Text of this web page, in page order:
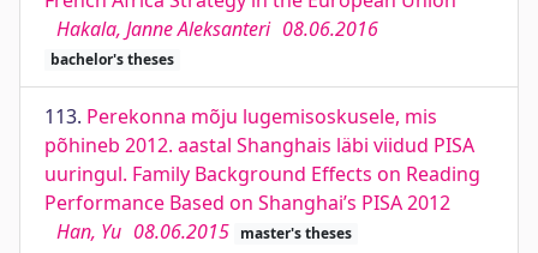
Hakala, Janne Aleksanteri 08.06.2016
bachelor's theses
113. Perekonna mõju lugemisoskusele, mis
põhineb 2012. aastal Shanghais läbi viidud PISA
uuringul. Family Background Effects on Reading
Performance Based on Shanghai’s PISA 2012
Han, Yu 08.06.2015 master's theses